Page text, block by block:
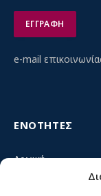
e-mail
ΕΝΟΤΗΤΕΣ
Αρχική
Κίνημα ΝΙΚΗ –